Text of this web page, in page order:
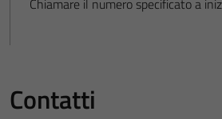
Contatti